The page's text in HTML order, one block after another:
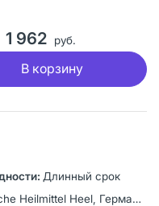
1 962 руб.
В корзину
Длинный срок
Biologische Heilmittel Heel, Германия